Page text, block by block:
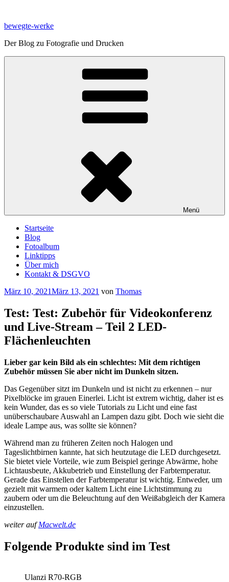
springen
bewegte-werke
Der Blog zu Fotografie und Drucken
Menü
Startseite
Blog
Fotoalbum
Linktipps
Über mich
Kontakt & DSGVO
Veröffentlicht
März 10, 2021März 13, 2021 von Thomas
Test: Test: Zubehör für Videokonferenz
und Live-Stream – Teil 2 LED-
Flächenleuchten
Lieber gar kein Bild als ein schlechtes: Mit dem richtigen
Zubehör müssen Sie aber nicht im Dunkeln sitzen.
Das Gegenüber sitzt im Dunkeln und ist nicht zu erkennen – nur
Pixelblöcke im grauen Einerlei. Licht ist extrem wichtig, daher ist es
kein Wunder, das es so viele Tutorials zu Licht und eine fast
unüberschaubare Auswahl an Lampen dazu gibt. Doch wie sieht die
ideale Lampe aus, was sollte sie können?
Während man zu früheren Zeiten noch Halogen und
Tageslichtbirnen kannte, hat sich heutzutage die LED durchgesetzt.
Sie bietet viele Vorteile, wie zum Beispiel geringe Abwärme, hohe
Lichtausbeute, Akkubetrieb und Einstellung der Farbtemperatur.
Gerade das Einstellen der Farbtemperatur ist wichtig. Entweder, um
gezielt mit warmem oder kaltem Licht eine Lichtstimmung zu
zaubern oder um die Beleuchtung auf den Weißabgleich der Kamera
einzustellen.
weiter aufMacwelt.de
Folgende Produkte sind im Test
Ulanzi R70-RGB